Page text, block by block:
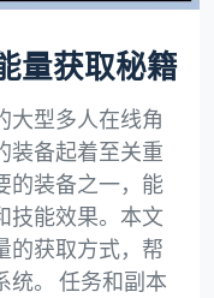
量获取秘籍
大型多人在线角
装备起着至关重
的装备之一，能
技能效果。本文
的获取方式，帮
统。 任务和副本